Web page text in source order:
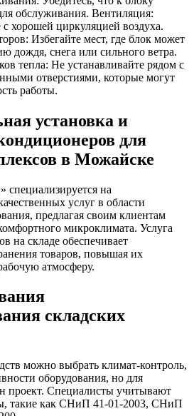
обслуживания. Вентиляция:
с хорошей циркуляцией воздуха.
Избегайте мест, где блок может
дождя, снега или сильного ветра.
тепла: Не устанавливайте рядом с
отверстиями, которые могут
работы.
установка и
для
в Можайске
специализируется на
услуг в области
предлагая своим клиентам
микроклимата. Услуга
на складе обеспечивает
товаров, повышая их
атмосферу.
складских
можно выбрать климат-контроль,
оборудования, но для
проект. Специалисты учитывают
такие как СНиП 41-01-2003, СНиП